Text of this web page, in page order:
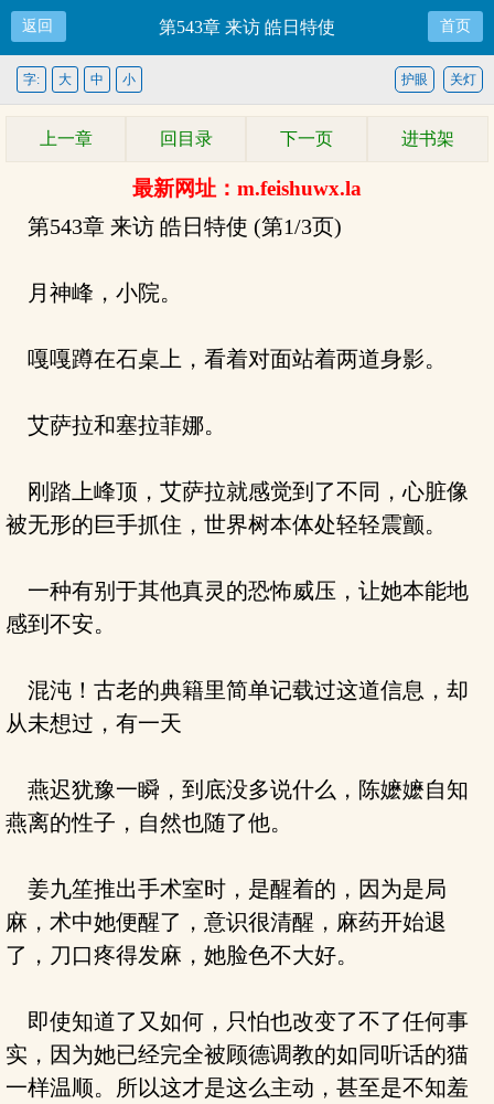
返回 第543章 来访 皓日特使 首页
关灯
护眼
字: 大 中 小
上一章 回目录 下一页 进书架
最新网址：m.feishuwx.la
第543章 来访 皓日特使 (第1/3页)
月神峰，小院。
嘎嘎蹲在石桌上，看着对面站着两道身影。
艾萨拉和塞拉菲娜。
刚踏上峰顶，艾萨拉就感觉到了不同，心脏像
被无形的巨手抓住，世界树本体处轻轻震颤。
一种有别于其他真灵的恐怖威压，让她本能地
感到不安。
混沌！古老的典籍里简单记载过这道信息，却
从未想过，有一天
燕迟犹豫一瞬，到底没多说什么，陈嬷嬷自知
燕离的性子，自然也随了他。
姜九笙推出手术室时，是醒着的，因为是局
麻，术中她便醒了，意识很清醒，麻药开始退
了，刀口疼得发麻，她脸色不大好。
即使知道了又如何，只怕也改变了不了任何事
实，因为她已经完全被顾德调教的如同听话的猫
一样温顺。所以这才是这么主动，甚至是不知羞